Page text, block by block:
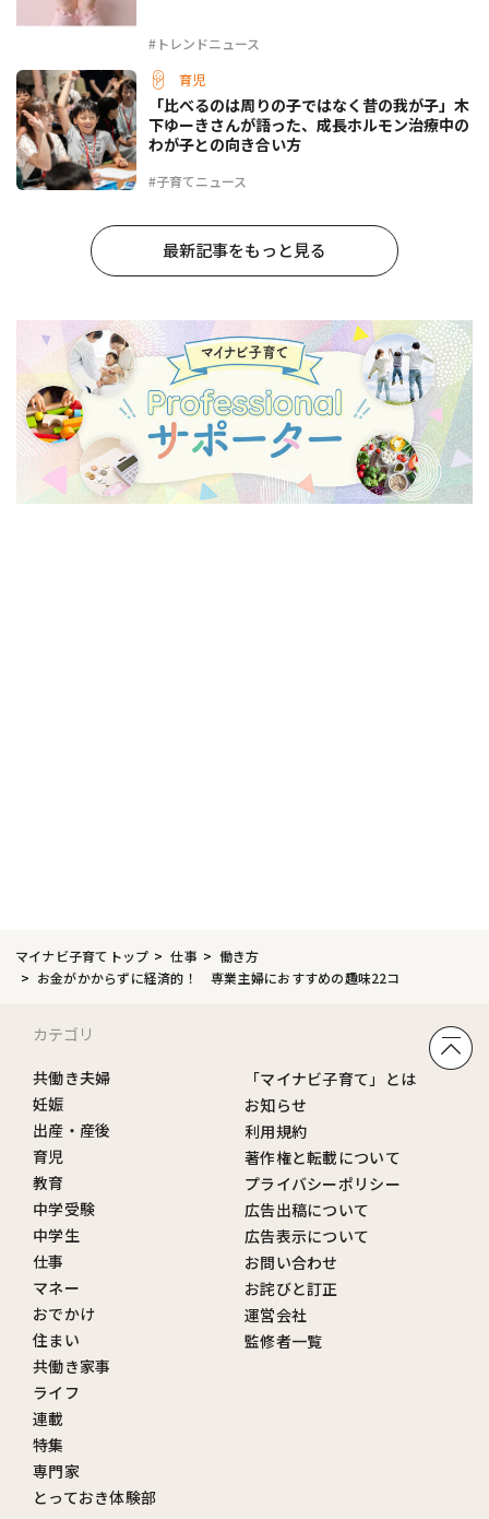
#トレンドニュース
育児
#子育てニュース
「比べるのは周りの子ではなく昔の我が子」木
下ゆーきさんが語った、成長ホルモン治療中の
わが子との向き合い方
最新記事をもっと見る
マイナビ子育てトップ 仕事
働き方
お金がかからずに経済的！ 専業主婦におすすめの趣味22コ
カテゴリ
共働き夫婦
妊娠
出産・産後
育児
教育
中学受験
中学生
仕事
マネー
おでかけ
住まい
共働き家事
ライフ
連載
特集
専門家
とっておき体験部
「マイナビ子育て」とは
お知らせ
利用規約
著作権と転載について
プライバシーポリシー
広告出稿について
広告表示について
お問い合わせ
お詫びと訂正
運営会社
監修者一覧